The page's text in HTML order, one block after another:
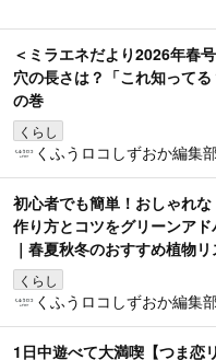
＜ミラエネだより2026年春
穴の長さは？「これ知ってる
の巻
くらし
くふうロコしずおか編集
初心者でも簡単！おしゃれ
作り方とコツをグリーンア
｜春夏秋冬のおすすめ植物
くらし
くふうロコしずおか編集
1日中遊べて大満喫【つま恋